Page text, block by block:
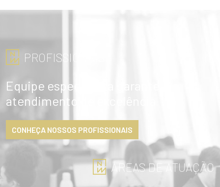
PROFISSIONAIS
Equipe especialista garante
atendimento de excelência
CONHEÇA NOSSOS PROFISSIONAIS
ÁREAS DE ATUAÇÃO